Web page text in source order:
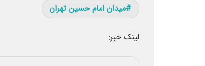
میدان امام حسین تهران
لینک خبر: